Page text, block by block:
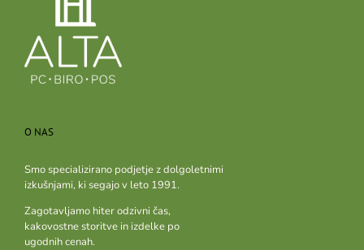
O NAS
Smo specializirano podjetje z dolgoletnimi
izkušnjami, ki segajo v leto 1991.
Zagotavljamo hiter odzivni čas,
kakovostne storitve in izdelke po
ugodnih cenah.